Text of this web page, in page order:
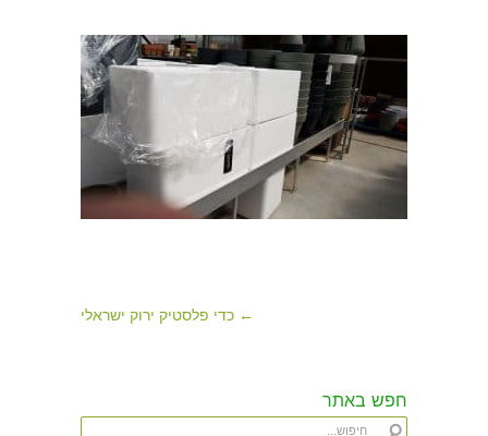
← כדי פלסטיק ירוק ישראלי
חפש באתר